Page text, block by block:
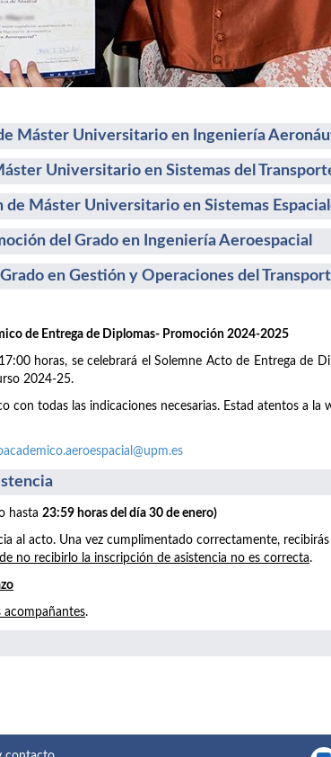
Máster Universitario en Ingeniería
Universitario en Sistemas del
de Máster Universitario en Sistemas
del Grado en Ingeniería Aeroespacial
en Gestión y Operaciones del
de Diplomas- Promoción 2024-2025
horas, se celebrará el Solemne Acto de Entrega de
2024-25.
con todas las indicaciones necesarias. Estad atentos a la
hasta 23:59 horas del día 30 de enero)
al acto. Una vez cumplimentado correctamente,
no recibirlo la inscripción de asistencia no es correcta.
acompañantes.